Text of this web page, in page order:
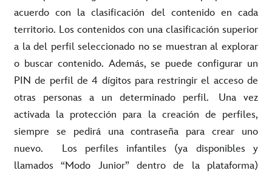
acuerdo con la clasificación del contenido en cada
territorio. Los contenidos con una clasificación superior
a la del perfil seleccionado no se muestran al explorar
o buscar contenido. Además, se puede configurar un
PIN de perfil de 4 dígitos para restringir el acceso de
otras personas a un determinado perfil. Una vez
activada la protección para la creación de perfiles,
siempre se pedirá una contraseña para crear uno
nuevo. Los perfiles infantiles (ya disponibles y
llamados “Modo Junior” dentro de la plataforma)